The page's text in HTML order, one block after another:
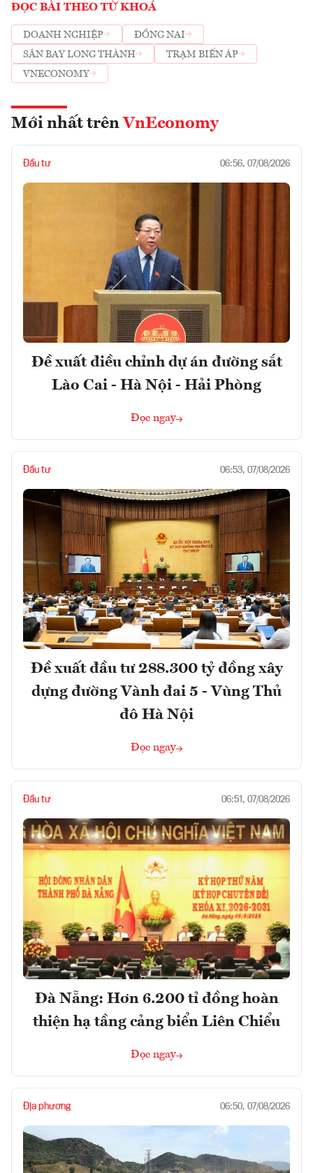
ĐỌC BÀI THEO TỪ KHOÁ
DOANH NGHIỆP
ĐỒNG NAI
SÂN BAY LONG THÀNH
TRẠM BIẾN ÁP
VNECONOMY
Mới nhất trên VnEconomy
Đầu tư 06:56, 07/08/2026
Đề xuất điều chỉnh dự án đường sắt
Lào Cai - Hà Nội - Hải Phòng
Đọc ngay
Đầu tư 06:53, 07/08/2026
Đề xuất đầu tư 288.300 tỷ đồng xây
dựng đường Vành đai 5 - Vùng Thủ
đô Hà Nội
Đọc ngay
Đầu tư 06:51, 07/08/2026
Đà Nẵng: Hơn 6.200 tỉ đồng hoàn
thiện hạ tầng cảng biển Liên Chiểu
Đọc ngay
Địa phương 06:50, 07/08/2026